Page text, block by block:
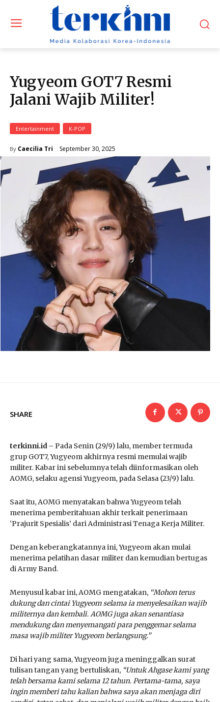
Yugyeom GOT7 Resmi
Jalani Wajib Militer!
Entertainment K-POP
By Caecilia Tri September 30, 2025
SHARE
terkinni.id – Pada Senin (29/9) lalu, member termuda
grup GOT7, Yugyeom akhirnya resmi memulai wajib
militer. Kabar ini sebelumnya telah diinformasikan oleh
AOMG, selaku agensi Yugyeom, pada Selasa (23/9) lalu.
Saat itu, AOMG menyatakan bahwa Yugyeom telah
menerima pemberitahuan akhir terkait penerimaan
‘Prajurit Spesialis’ dari Administrasi Tenaga Kerja Militer.
Dengan keberangkatannya ini, Yugyeom akan mulai
menerima pelatihan dasar militer dan kemudian bertugas
di Army Band.
Menyusul kabar ini, AOMG mengatakan, “Mohon terus
dukung dan cintai Yugyeom selama ia menyelesaikan wajib
militernya dan kembali. AOMG juga akan senantiasa
mendukung dan menyemangati para penggemar selama
masa wajib militer Yugyeom berlangsung.”
Di hari yang sama, Yugyeom juga meninggalkan surat
tulisan tangan yang bertuliskan, “Untuk Ahgase kami yang
telah bersama kami selama 12 tahun. Pertama-tama, saya
ingin memberi tahu kalian bahwa saya akan menjaga diri